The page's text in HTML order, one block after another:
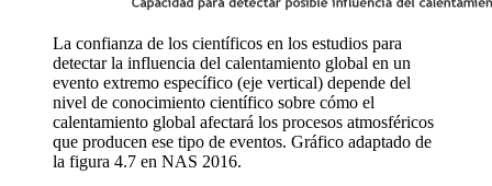
La confianza de los científicos en los estudios para
detectar la influencia del calentamiento global en un
evento extremo específico (eje vertical) depende del
nivel de conocimiento científico sobre cómo el
calentamiento global afectará los procesos atmosféricos
que producen ese tipo de eventos. Gráfico adaptado de
la figura 4.7 en NAS 2016.